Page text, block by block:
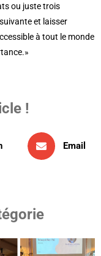
ou juste trois
et laisser
à tout le monde
!
Email